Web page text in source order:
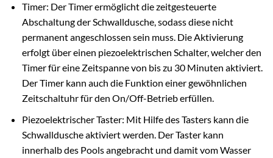
Timer: Der Timer ermöglicht die zeitgesteuerte
Abschaltung der Schwalldusche, sodass diese nicht
permanent angeschlossen sein muss. Die Aktivierung
erfolgt über einen piezoelektrischen Schalter, welcher den
Timer für eine Zeitspanne von bis zu 30 Minuten aktiviert.
Der Timer kann auch die Funktion einer gewöhnlichen
Zeitschaltuhr für den On/Off-Betrieb erfüllen.
Piezoelektrischer Taster: Mit Hilfe des Tasters kann die
Schwalldusche aktiviert werden. Der Taster kann
innerhalb des Pools angebracht und damit vom Wasser